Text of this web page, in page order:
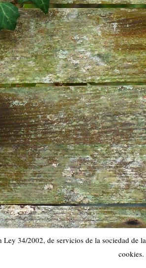
34/2002, de servicios de la sociedad de
cookies.